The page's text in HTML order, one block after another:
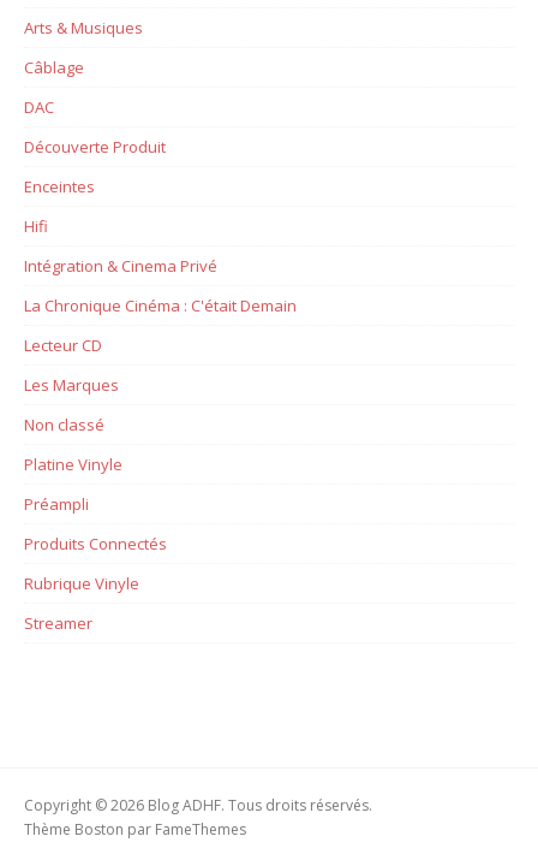
Arts & Musiques
Câblage
DAC
Découverte Produit
Enceintes
Hifi
Intégration & Cinema Privé
La Chronique Cinéma : C'était Demain
Lecteur CD
Les Marques
Non classé
Platine Vinyle
Préampli
Produits Connectés
Rubrique Vinyle
Streamer
Copyright © 2026 Blog ADHF. Tous droits réservés.
Thème Boston par FameThemes